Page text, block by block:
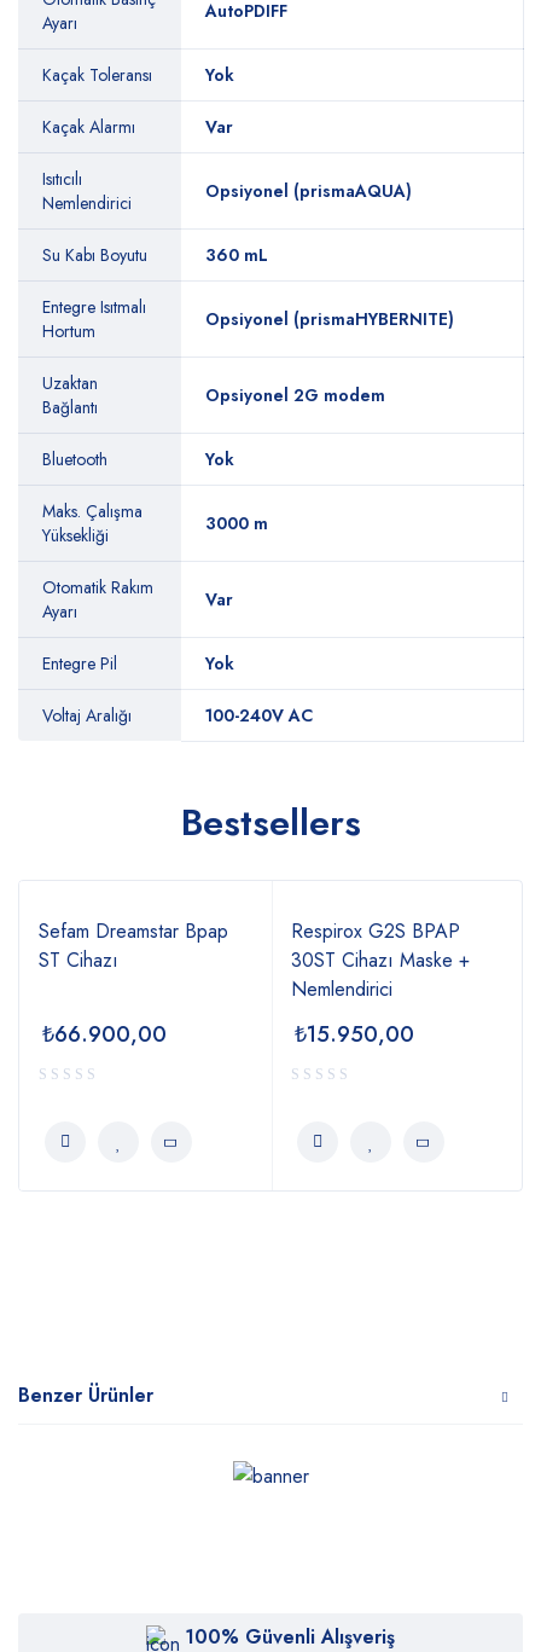
Ayarı
AutoPDIFF
Kaçak Toleransı Yok
Kaçak Alarmı Var
Isıtıcılı
Nemlendirici
Opsiyonel (prismaAQUA)
Su Kabı Boyutu 360 mL
Entegre Isıtmalı
Hortum
Opsiyonel (prismaHYBERNITE)
Uzaktan
Bağlantı
Opsiyonel 2G modem
Bluetooth Yok
Maks. Çalışma
Yüksekliği
3000 m
Otomatik Rakım
Ayarı
Var
Entegre Pil Yok
Voltaj Aralığı 100-240V AC
Bestsellers
Sefam Dreamstar Bpap
ST Cihazı
₺66.900,00
Respirox G2S BPAP
30ST Cihazı Maske +
Nemlendirici
₺15.950,00
Benzer Ürünler
100% Güvenli Alışveriş